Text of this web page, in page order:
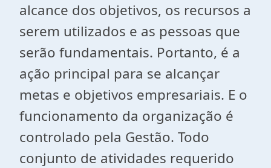
alcance dos objetivos, os recursos a
serem utilizados e as pessoas que
serão fundamentais. Portanto, é a
ação principal para se alcançar
metas e objetivos empresariais. E o
funcionamento da organização é
controlado pela Gestão. Todo
conjunto de atividades requerido